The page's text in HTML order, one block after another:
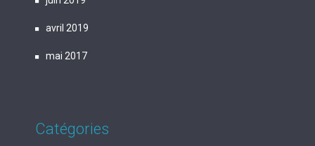
avril 2019
mai 2017
Catégories